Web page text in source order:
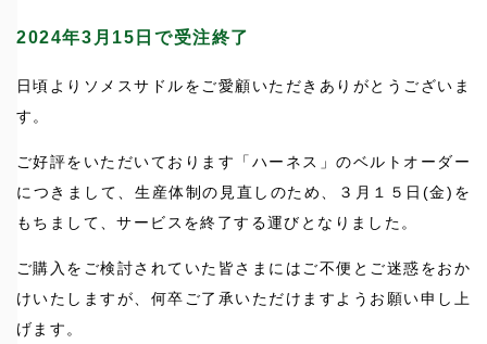
2024年3月15日で受注終了
日頃よりソメスサドルをご愛顧いただきありがとうございま
す。
ご好評をいただいております「ハーネス」のベルトオーダー
につきまして、生産体制の見直しのため、３月１５日(金)を
もちまして、サービスを終了する運びとなりました。
ご購入をご検討されていた皆さまにはご不便とご迷惑をおか
けいたしますが、何卒ご了承いただけますようお願い申し上
げます。